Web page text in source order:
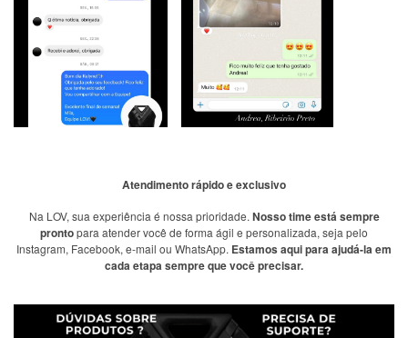
Atendimento rápido e exclusivo
Na LOV, sua experiência é nossa prioridade. Nosso time está sempre
prontopara atender você de forma ágil e personalizada, seja pelo
Instagram, Facebook, e-mail ou WhatsApp. Estamos aqui para ajudá-la em
cada etapa sempre que você precisar.